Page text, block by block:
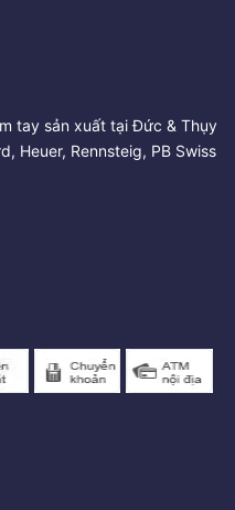
tay sản xuất tại Đức & Thụy
Heuer, Rennsteig, PB Swiss